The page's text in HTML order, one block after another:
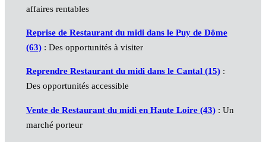
affaires rentables
Reprise de Restaurant du midi dans le Puy de Dôme
(63): Des opportunités à visiter
Reprendre Restaurant du midi dans le Cantal (15):
Des opportunités accessible
Vente de Restaurant du midi en Haute Loire (43): Un
marché porteur